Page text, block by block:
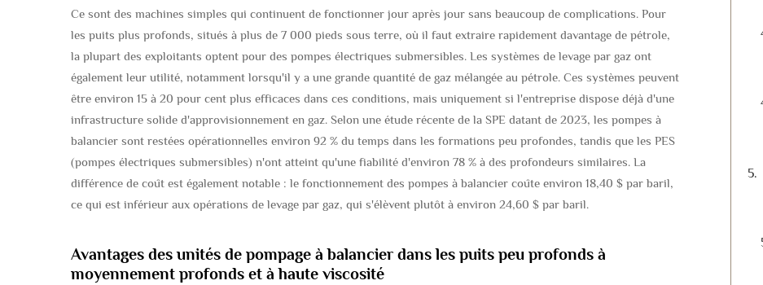
Ce sont des machines simples qui continuent de fonctionner jour après jour sans beaucoup de complications. Pour
les puits plus profonds, situés à plus de 7 000 pieds sous terre, où il faut extraire rapidement davantage de pétrole,
la plupart des exploitants optent pour des pompes électriques submersibles. Les systèmes de levage par gaz ont
également leur utilité, notamment lorsqu'il y a une grande quantité de gaz mélangée au pétrole. Ces systèmes peuvent
être environ 15 à 20 pour cent plus efficaces dans ces conditions, mais uniquement si l'entreprise dispose déjà d'une
infrastructure solide d'approvisionnement en gaz. Selon une étude récente de la SPE datant de 2023, les pompes à
balancier sont restées opérationnelles environ 92 % du temps dans les formations peu profondes, tandis que les PES
(pompes électriques submersibles) n'ont atteint qu'une fiabilité d'environ 78 % à des profondeurs similaires. La
différence de coût est également notable : le fonctionnement des pompes à balancier coûte environ 18,40 $ par baril,
ce qui est inférieur aux opérations de levage par gaz, qui s'élèvent plutôt à environ 24,60 $ par baril.
Avantages des unités de pompage à balancier dans les puits peu profonds à
moyennement profonds et à haute viscosité